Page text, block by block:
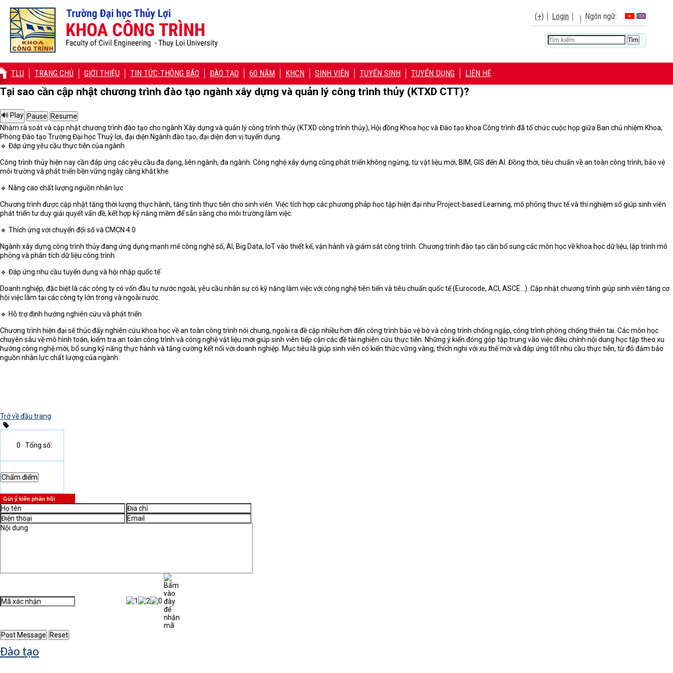
(+) Login Ngôn ngữ:
TLU TRANG CHỦ GIỚI THIỆU TIN TỨC-THÔNG BÁO ĐÀO TẠO 60 NĂM KHCN SINH VIÊN TUYỂN SINH TUYỂN DỤNG LIÊN HỆ
Tại sao cần cập nhật chương trình đào tạo ngành xây dựng và quản lý công trình thủy (KTXD CTT)?
Nhằm rà soát và cập nhật chương trình đào tạo cho ngành Xây dựng và quản lý công trình thủy (KTXD công trình thủy), Hội đồng Khoa học và Đào tạo khoa Công trình đã tổ chức cuộc họp giữa Ban chủ nhiệm Khoa,
Phòng Đào tạo Trường Đại học Thuỷ lợi, đại diện Ngành đào tạo, đại diện đơn vị tuyển dụng.
🔹 Đáp ứng yêu cầu thực tiễn của ngành
Công trình thủy hiện nay cần đáp ứng các yêu cầu đa dạng, liên ngành, đa ngành. Công nghệ xây dựng cũng phát triển không ngừng, từ vật liệu mới, BIM, GIS đến AI. Đồng thời, tiêu chuẩn về an toàn công trình, bảo vệ
môi trường và phát triển bền vững ngày càng khắt khe.
🔹 Nâng cao chất lượng nguồn nhân lực
Chương trình được cập nhật tăng thời lượng thực hành, tăng tính thực tiễn cho sinh viên. Việc tích hợp các phương pháp học tập hiện đại như Project-based Learning, mô phỏng thực tế và thí nghiệm số giúp sinh viên
phát triển tư duy giải quyết vấn đề, kết hợp kỹ năng mềm để sẵn sàng cho môi trường làm việc.
🔹 Thích ứng với chuyển đổi số và CMCN 4.0
Ngành xây dựng công trình thủy đang ứng dụng mạnh mẽ công nghệ số, AI, Big Data, IoT vào thiết kế, vận hành và giám sát công trình. Chương trình đào tạo cần bổ sung các môn học về khoa học dữ liệu, lập trình mô
phỏng và phân tích dữ liệu công trình.
🔹 Đáp ứng nhu cầu tuyển dụng và hội nhập quốc tế
Doanh nghiệp, đặc biệt là các công ty có vốn đầu tư nước ngoài, yêu cầu nhân sự có kỹ năng làm việc với công nghệ tiên tiến và tiêu chuẩn quốc tế (Eurocode, ACI, ASCE…). Cập nhật chương trình giúp sinh viên tăng cơ
hội việc làm tại các công ty lớn trong và ngoài nước.
🔹 Hỗ trợ định hướng nghiên cứu và phát triển
Chương trình hiện đại sẽ thúc đẩy nghiên cứu khoa học về an toàn công trình nói chung, ngoài ra đề cập nhiều hơn đến công trình bảo vệ bờ và công trình chống ngập, công trình phòng chống thiên tai. Các môn học
chuyên sâu về mô hình toán, kiểm tra an toàn công trình và công nghệ vật liệu mới giúp sinh viên tiếp cận các đề tài nghiên cứu thực tiễn. Những ý kiến đóng góp tập trung vào việc điều chỉnh nội dung học tập theo xu
hướng công nghệ mới, bổ sung kỹ năng thực hành và tăng cường kết nối với doanh nghiệp. Mục tiêu là giúp sinh viên có kiến thức vững vàng, thích nghi với xu thế mới và đáp ứng tốt nhu cầu thực tiễn, từ đó đảm bảo
nguồn nhân lực chất lượng của ngành.
Trở về đầu trang
0 Tổng số:
Gửi ý kiến phản hồi
Đào tạo